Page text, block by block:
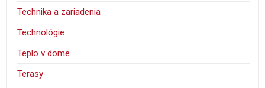
Technika a zariadenia
Technológie
Teplo v dome
Terasy